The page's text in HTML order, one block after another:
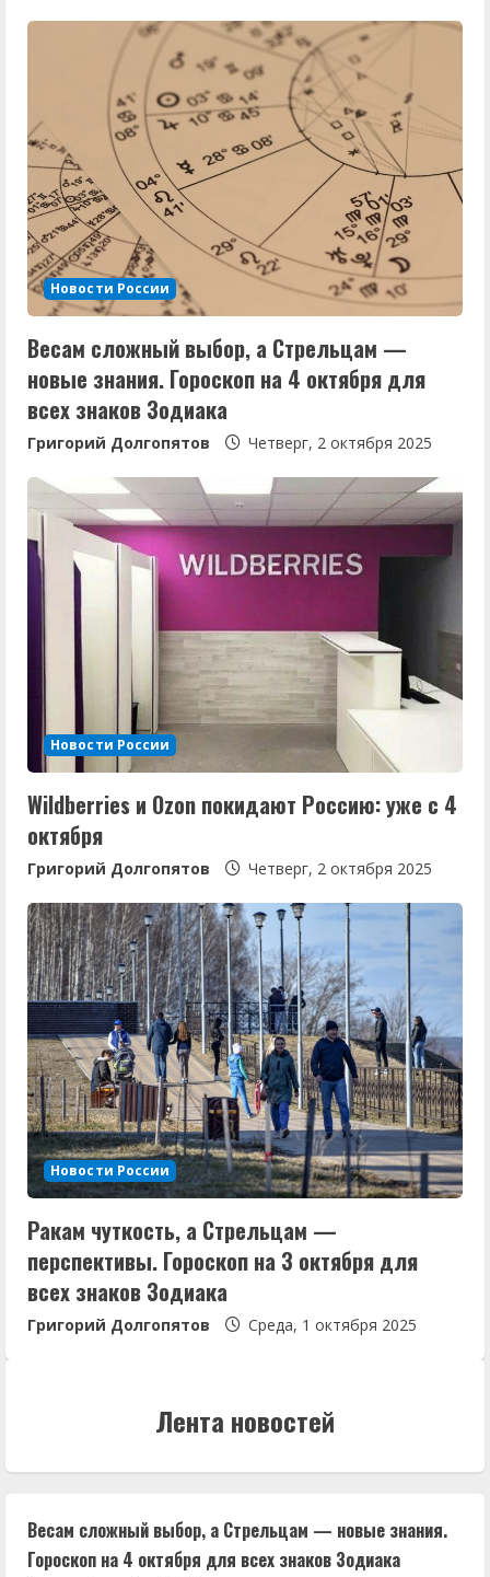
и
ь
ч
т
е
н
и
е
Новости России
Весам сложный выбор, а Стрельцам —
новые знания. Гороскоп на 4 октября для
всех знаков Зодиака
Григорий Долгопятов Четверг, 2 октября 2025
Новости России
Wildberries и Ozon покидают Россию: уже с 4
октября
Григорий Долгопятов Четверг, 2 октября 2025
Новости России
Ракам чуткость, а Стрельцам —
перспективы. Гороскоп на 3 октября для
всех знаков Зодиака
Григорий Долгопятов Среда, 1 октября 2025
Лента новостей
Весам сложный выбор, а Стрельцам — новые знания.
Гороскоп на 4 октября для всех знаков Зодиака